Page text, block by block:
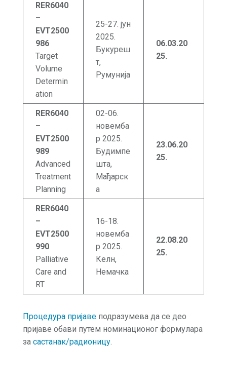
RER6040
–
EVT2500
986
Target
Volume
Determin
ation
25-27. јун
2025.
Букуреш
т,
Румунија
06.03.20
25.
RER6040
–
EVT2500
989
Advanced
Treatment
Planning
02-06.
новемба
р 2025.
Будимпе
шта,
Мађарск
а
23.06.20
25.
RER6040
–
EVT2500
990
Palliative
Care and
RT
16-18.
новемба
р 2025.
Келн,
Немачка
22.08.20
25.
Процедура пријавеподразумева да се део
пријаве обави путем номинационог формулара
за састанак/радионицу.